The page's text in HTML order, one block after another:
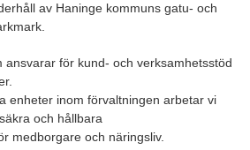
av Haninge kommuns gatu- och
ansvarar för kund- och verksamhetsstöd
enheter inom förvaltningen arbetar vi
och hållbara
medborgare och näringsliv.